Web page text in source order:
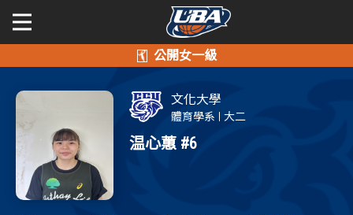
學年度
賽事資訊
賽程表
公開女一級
學年度
賽事資訊
賽程表
二級與一般組
文化大學
體育學系 大二
温心蕙 #6